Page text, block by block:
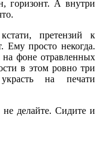
горизонт. А внутри
претензий к
Ему просто некогда.
фоне отравленных
в этом ровно три
на печати
делайте. Сидите и